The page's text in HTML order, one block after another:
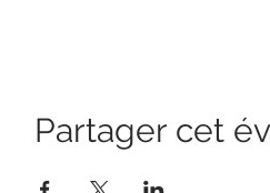
Partager cet